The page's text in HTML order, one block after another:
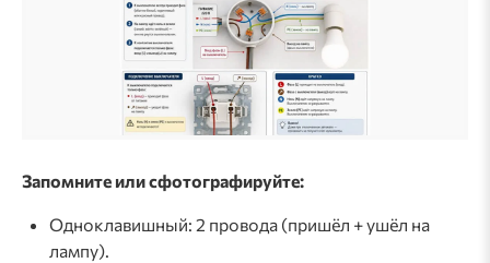
Запомните или сфотографируйте:
Одноклавишный: 2 провода (пришёл + ушёл на
лампу).